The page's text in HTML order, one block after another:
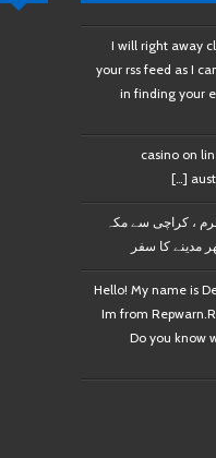
I will right away
your rss feed as I
in finding your
[…] casino on
، کراچی سے مکہ
مدینے کا سفر
Hello! My name is
Im from
Do you know